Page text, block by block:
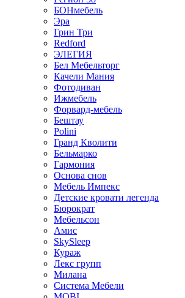
БОНмебель
Эра
Грин Три
Redford
ЭЛЕГИЯ
Бел Мебельторг
Качели Мания
Фотодиван
Ижмебель
Форвард-мебель
Бештау
Polini
Гранд Кволити
Бельмарко
Гармония
Основа снов
Мебель Импекс
Детские кровати легенда
Бюрократ
Мебельсон
Амис
SkySleep
Кураж
Лекс групп
Милана
Система Мебели